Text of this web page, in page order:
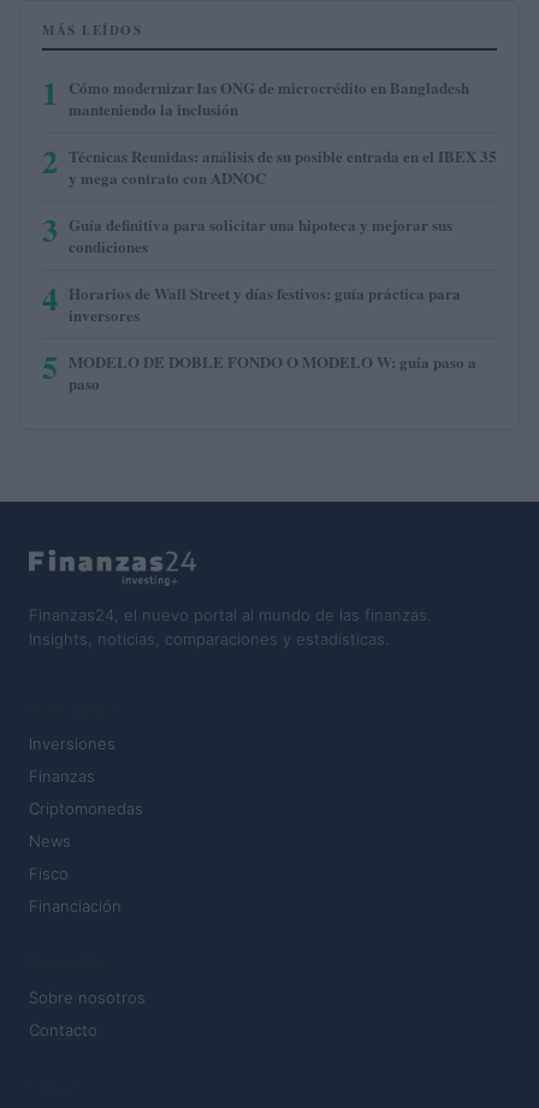
MÁS LEÍDOS
1
Cómo modernizar las ONG de microcrédito en Bangladesh
manteniendo la inclusión
2 Técnicas Reunidas: análisis de su posible entrada en el IBEX 35
y mega contrato con ADNOC
3 Guía definitiva para solicitar una hipoteca y mejorar sus
condiciones
4 Horarios de Wall Street y días festivos: guía práctica para
inversores
5 MODELO DE DOBLE FONDO O MODELO W: guía paso a
paso
Finanzas24, el nuevo portal al mundo de las finanzas.
Insights, noticias, comparaciones y estadísticas.
Inversiones
Finanzas
Criptomonedas
News
Fisco
Financiación
Sobre nosotros
Contacto